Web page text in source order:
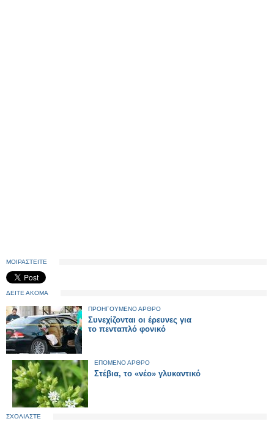
ΜΟΙΡΑΣΤΕΙΤΕ
ΔΕΙΤΕ ΑΚΟΜΑ
ΠΡΟΗΓΟΥΜΕΝΟ ΑΡΘΡΟ
Συνεχίζονται οι έρευνες για
το πενταπλό φονικό
ΕΠΟΜΕΝΟ ΑΡΘΡΟ
Στέβια, το «νέο» γλυκαντικό
ΣΧΟΛΙΑΣΤΕ